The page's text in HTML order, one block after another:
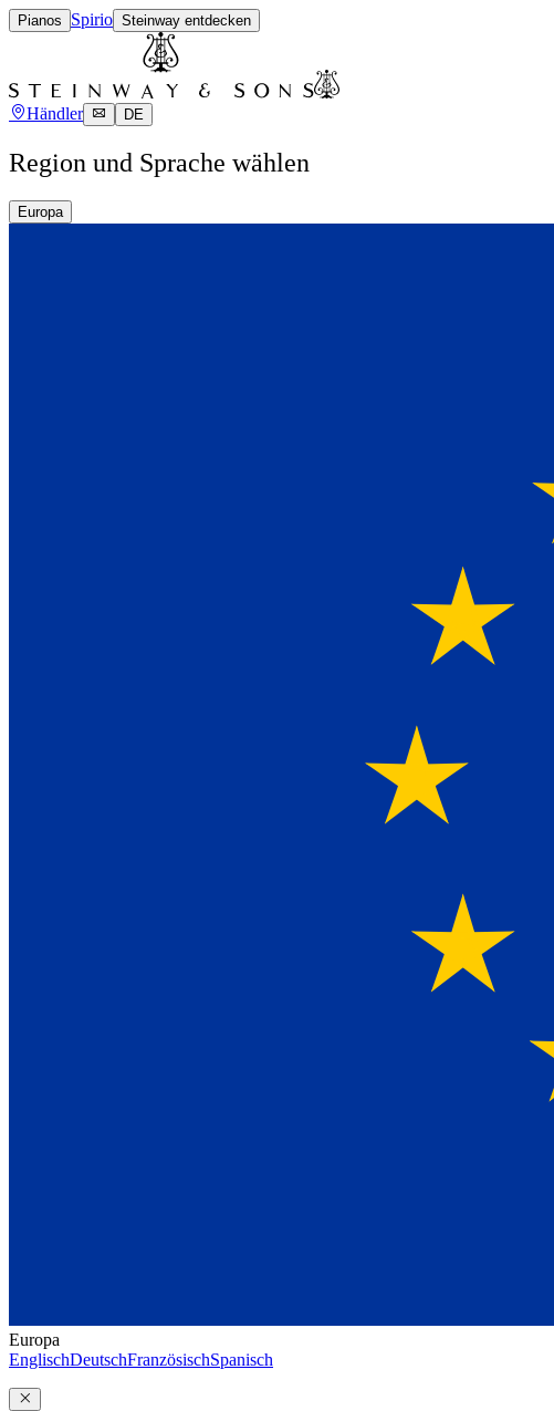
Pianos Spirio Steinway entdecken
Händler DE
Region und Sprache wählen
Europa
Europa
EnglischDeutschFranzösischSpanisch